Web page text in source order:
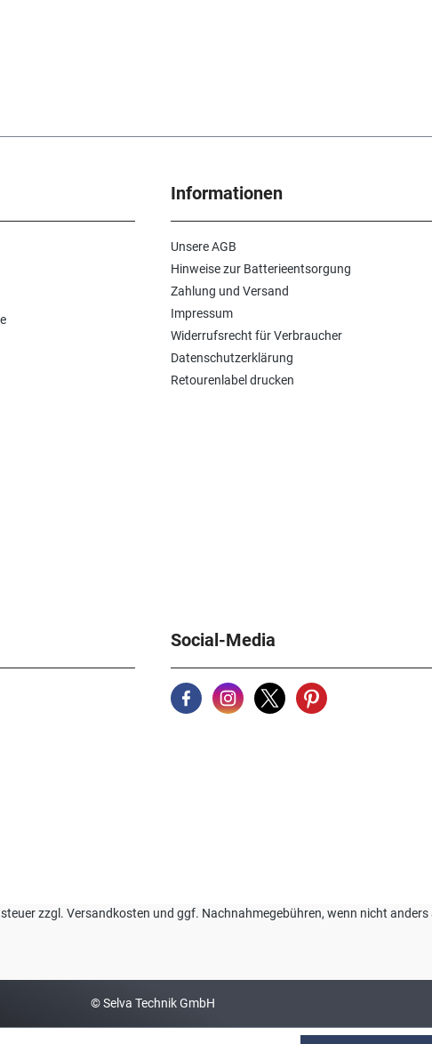
Informationen
Unsere AGB
Hinweise zur Batterieentsorgung
Zahlung und Versand
Impressum
Widerrufsrecht für Verbraucher
Datenschutzerklärung
Retourenlabel drucken
Social-Media
zzgl. Versandkosten und ggf. Nachnahmegebühren, wenn nicht anders
© Selva Technik GmbH